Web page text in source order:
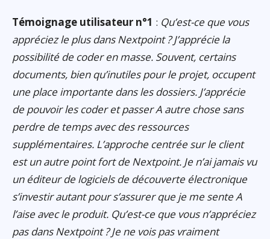
Témoignage utilisateur n°1 : Qu’est-ce que vous
appréciez le plus dans Nextpoint ? J’apprécie la
possibilité de coder en masse. Souvent, certains
documents, bien qu’inutiles pour le projet, occupent
une place importante dans les dossiers. J’apprécie
de pouvoir les coder et passer A autre chose sans
perdre de temps avec des ressources
supplémentaires. L’approche centrée sur le client
est un autre point fort de Nextpoint. Je n’ai jamais vu
un éditeur de logiciels de découverte électronique
s’investir autant pour s’assurer que je me sente A
l’aise avec le produit. Qu’est-ce que vous n’appréciez
pas dans Nextpoint ? Je ne vois pas vraiment